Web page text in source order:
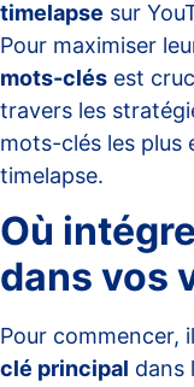
timelapse sur
Pour maximiser
mots-clés est
travers les
mots-clés les plus
timelapse.
Où
dans vos
Pour commencer,
clé principal dans